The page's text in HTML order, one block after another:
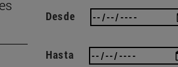
Desde
Hasta